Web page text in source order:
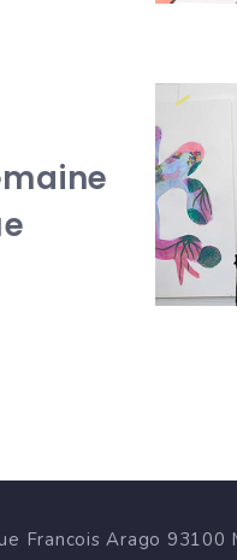
Francois Arago 93100